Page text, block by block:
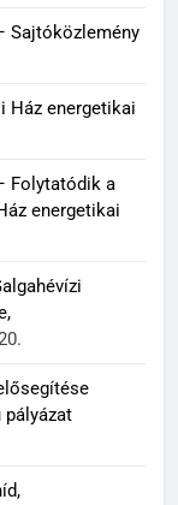
Sajtóközlemény
Ház energetikai
Folytatódik a
energetikai
pályázat